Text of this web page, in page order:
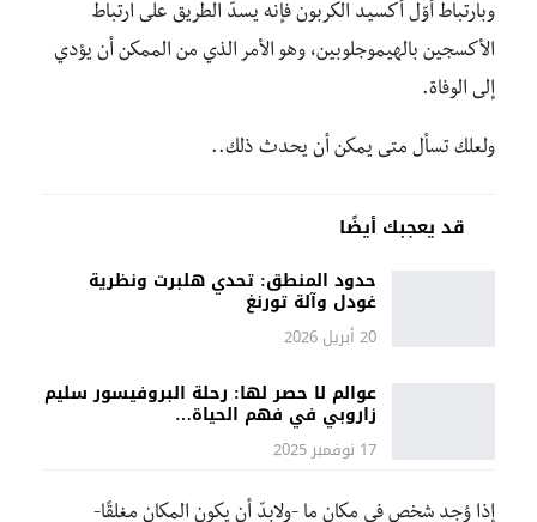
وبارتباط أوّل أكسيد الكربون فإنه يسدّ الطريق على ارتباط
الأكسجين بالهيموجلوبين، وهو الأمر الذي من الممكن أن يؤدي
إلى الوفاة.
ولعلك تسأل متى يمكن أن يحدث ذلك..
قد يعجبك أيضًا
حدود المنطق: تحدي هلبرت ونظرية
غودل وآلة تورنغ
20 أبريل 2026
عوالم لا حصر لها: رحلة البروفيسور سليم
زاروبي في فهم الحياة…
17 نوفمبر 2025
إذا وُجِد شخص في مكان ما -ولابدّ أن يكون المكان مغلقًا-